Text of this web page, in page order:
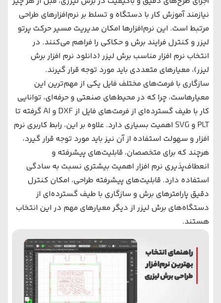
نیازمند آموزش کار با دستگاه و تسلط بر نرم‌افزارهای طراحی
مرتبط است. این نرم‌افزارها امکان مدیریت مسیر حرکت پرتو
لیزر و کنترل فرایند برش و حکاکی را فراهم می‌کنند. در
انتخاب نرم افزار مناسب برش لیزر (دانلود نرم افزار برش
لیزر)، معیارهای متعددی باید مورد توجه قرار گیرند.
سازگاری با فرمت‌های مختلف فایل یکی از مهم‌ترین این
معیارهاست، چرا که در محیط‌های صنعتی و حرفه‌ای، توانایی
کار با طیف گسترده‌ای از فرمت‌های فایل از DXF و AI گرفته تا
PLT و SVG اهمیت بسیاری دارد. علاوه بر این، رابط کاربری نرم
افزار و سهولت استفاده از آن نیز باید مورد توجه قرار گیرد،
هرچند که برای متخصصان، قابلیت‌های پیشرفته و
انعطاف‌پذیری نرم افزار اهمیت بیشتری نسبت به سادگی
استفاده دارد. قابلیت‌های پیشرفته طراحی، امکان کنترل
دقیق پارامترهای برش و سازگاری با طیف گسترده‌ای از
دستگاه‌های برش لیزر از دیگر معیارهای مهم در این انتخاب
هستند.